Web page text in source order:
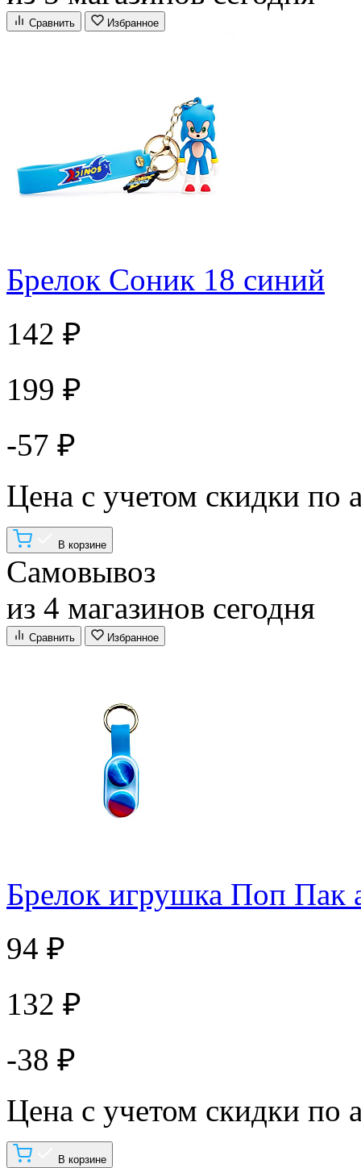
Сравнить Избранное
Брелок Соник 18 синий
142 ₽
199 ₽
-57 ₽
Цена с учетом скидки по
В корзине
Самовывоз
из 4 магазинов сегодня
Сравнить Избранное
Брелок игрушка Поп Пак
94 ₽
132 ₽
-38 ₽
Цена с учетом скидки по
В корзине